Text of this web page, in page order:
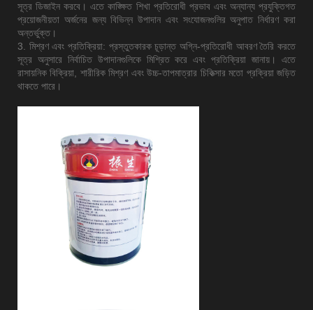
সূত্র ডিজাইন করবে। এতে কাঙ্ক্ষিত শিখা প্রতিরোধী প্রভাব এবং অন্যান্য প্রযুক্তিগত
প্রয়োজনীয়তা অর্জনের জন্য বিভিন্ন উপাদান এবং সংযোজনগুলির অনুপাত নির্ধারণ করা
অন্তর্ভুক্ত।
3. মিশ্রণ এবং প্রতিক্রিয়া: প্রস্তুতকারক চূড়ান্ত অগ্নি-প্রতিরোধী আবরণ তৈরি করতে
সূত্র অনুসারে নির্বাচিত উপাদানগুলিকে মিশ্রিত করে এবং প্রতিক্রিয়া জানায়। এতে
রাসায়নিক বিক্রিয়া, শারীরিক মিশ্রণ এবং উচ্চ-তাপমাত্রার চিকিত্সার মতো প্রক্রিয়া জড়িত
থাকতে পারে।